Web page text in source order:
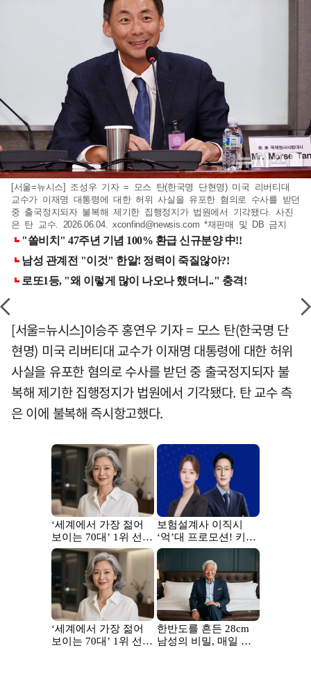
[서울=뉴시스] 조성우 기자 = 모스 탄(한국명 단현명) 미국 리버티대
교수가 이재명 대통령에 대한 허위 사실을 유포한 혐의로 수사를 받던
중 출국정지되자 불복해 제기한 집행정지가 법원에서 기각됐다. 사진
은 탄 교수. 2026.06.04. xconfind@newsis.com *재판매 및 DB 금지
[서울=뉴시스]이승주 홍연우 기자 = 모스 탄(한국명 단
현명) 미국 리버티대 교수가 이재명 대통령에 대한 허위
사실을 유포한 혐의로 수사를 받던 중 출국정지되자 불
복해 제기한 집행정지가 법원에서 기각됐다. 탄 교수 측
은 이에 불복해 즉시항고했다.